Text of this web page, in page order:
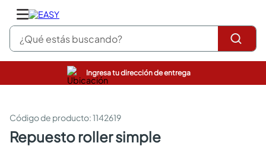
¿Qué estás buscando?
Ingresa tu dirección de entrega
:1142619
repuesto roller simple
pinturas
sanitarios
comedor